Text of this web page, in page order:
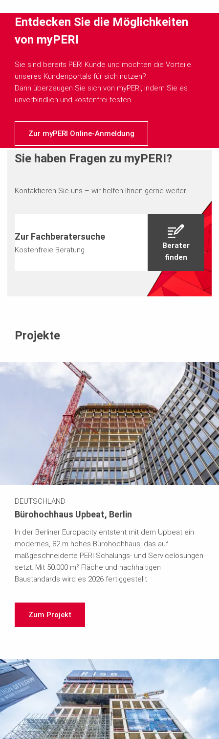
Entdecken Sie die Möglichkeiten
von myPERI
Sie sind bereits PERI Kunde und möchten die Vorteile
unseres Kundenportals für sich nutzen?
Dann überzeugen Sie sich von myPERI, indem Sie es
unverbindlich und kostenfrei testen.
Zur myPERI Online-Anmeldung
Sie haben Fragen zu myPERI?
Kontaktieren Sie uns – wir helfen Ihnen gerne weiter.
Zur Fachberatersuche
Kostenfreie Beratung
Berater
finden
Projekte
DEUTSCHLAND
Bürohochhaus Upbeat, Berlin
In der Berliner Europacity entsteht mit dem Upbeat ein
modernes, 82 m hohes Bürohochhaus, das auf
maßgeschneiderte PERI Schalungs- und Servicelösungen
setzt. Mit 50.000 m² Fläche und nachhaltigen
Baustandards wird es 2026 fertiggestellt.
Zum Projekt